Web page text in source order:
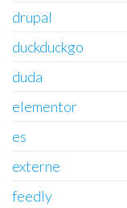
drupal
duckduckgo
duda
elementor
es
externe
feedly